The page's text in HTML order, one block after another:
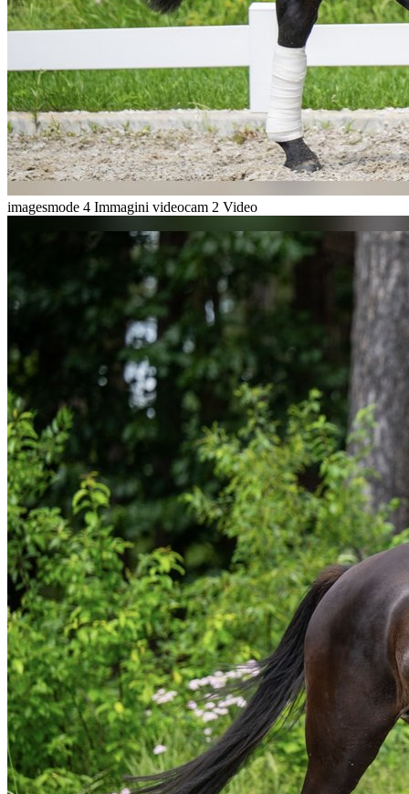
imagesmode 4 Immagini videocam 2 Video